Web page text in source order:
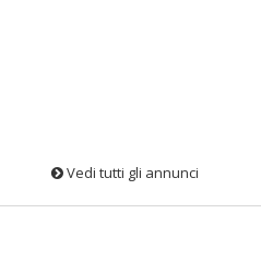
Vedi tutti gli annunci